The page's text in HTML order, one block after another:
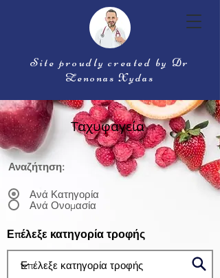
Site proudly created by Dr
Zenonas Xydas
Ταχυφαγεία
Αναζήτηση:
Ανά Κατηγορία
Ανά Ονομασία
Επέλεξε κατηγορία τροφής